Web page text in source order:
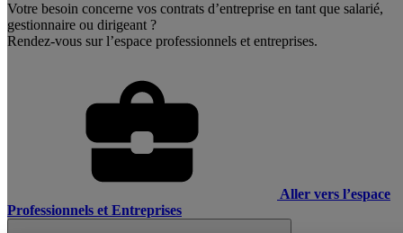
Votre besoin concerne vos contrats d’entreprise en tant que salarié,
gestionnaire ou dirigeant ?
Rendez-vous sur l’espace professionnels et entreprises.
Aller vers l’espace
Professionnels et Entreprises